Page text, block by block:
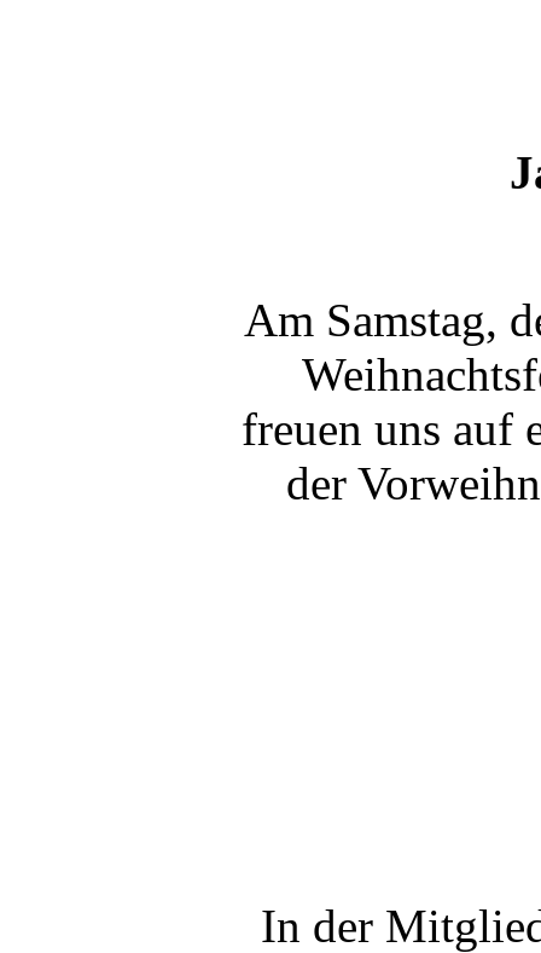
Am Samstag,
freuen uns auf
der
In der